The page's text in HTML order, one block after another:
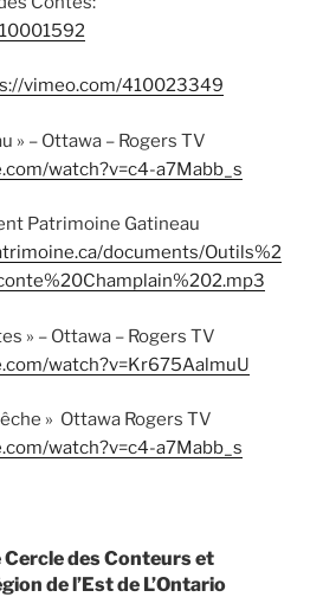
vimeo.com/410023349
» – Ottawa – Rogers TV
watch?v=c4-a7Mabb_s
Patrimoine Gatineau
documents/Outils%2
» – Ottawa – Rogers TV
watch?v=Kr675AalmuU
» Ottawa Rogers TV
watch?v=c4-a7Mabb_s
des Conteurs et
de l’Est de L’Ontario